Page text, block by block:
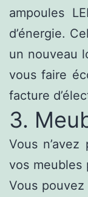
ampoules
d’énergie.
un nouveau
vous faire
facture
3.
Vous
vos meubles
Vous